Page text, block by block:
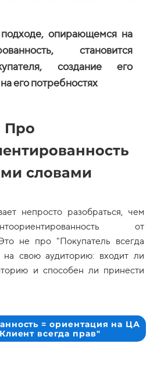
опирающемся на
становится
создание его
его потребностях
Про
словами
непросто разобраться, чем
от
не про "Покупатель всегда
на свою аудиторию: входит ли
и способен ли принести
= ориентация на ЦА
всегда прав"